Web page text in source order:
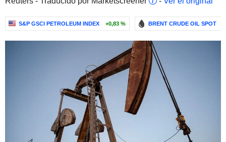
S&P GSCI PETROLEUM INDEX +0,83 % BRENT CRUDE OIL SPOT